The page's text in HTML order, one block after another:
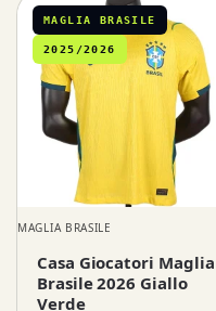
MAGLIA BRASILE
2025/2026
MAGLIA BRASILE
Casa Giocatori Maglia
Brasile 2026 Giallo
Verde